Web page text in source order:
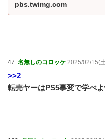
pbs.twimg.com
47: 名無しのコロッケ 2025/02/15(
>>2
転売ヤーはPS5事変で学べ